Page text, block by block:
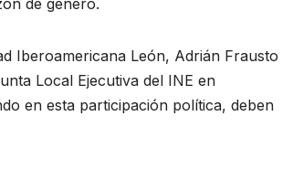
Iberoamericana León, Adrián Frausto
Local Ejecutiva del INE en
en esta participación política, deben